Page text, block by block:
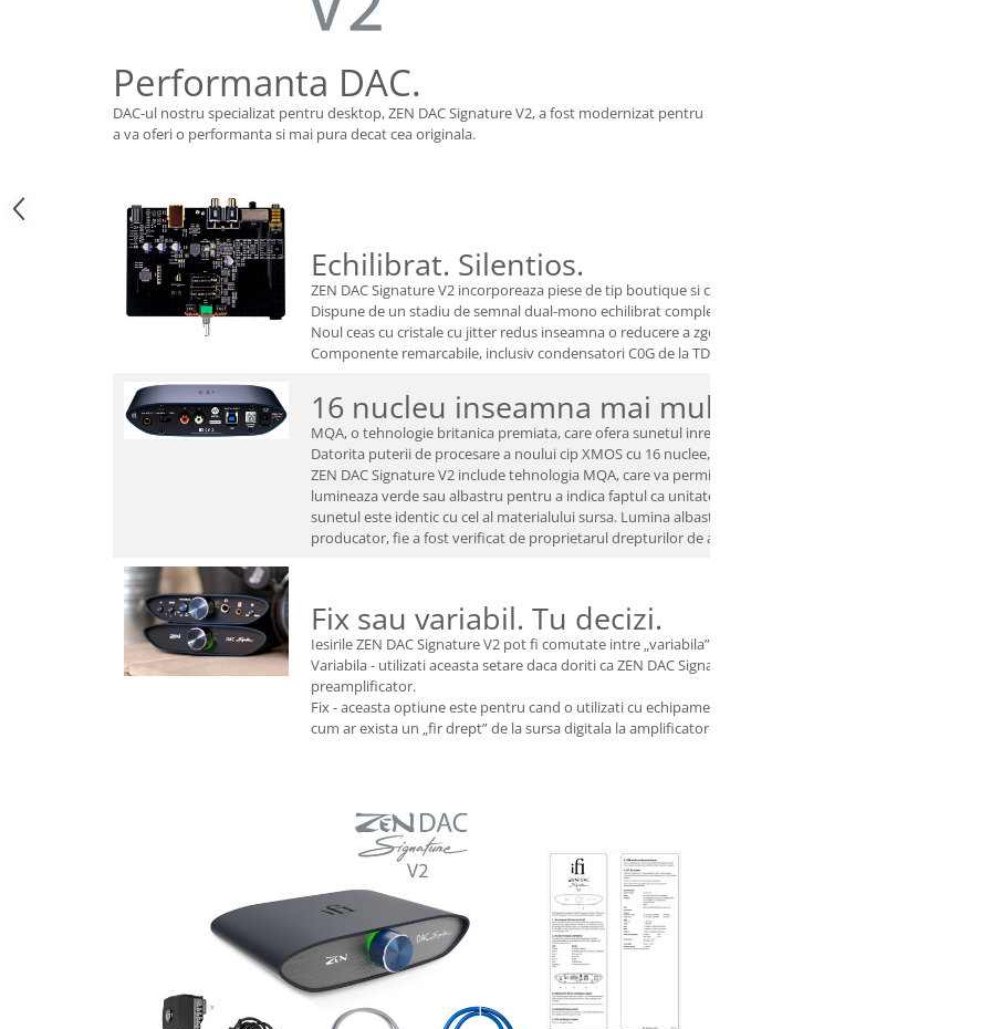
Performanta DAC.
DAC-ul nostru specializat pentru desktop, ZEN DAC Signature V2, a fost modernizat pentru
a va oferi o performanta si mai pura decat cea originala.
Echilibrat. Silentios.
ZEN DAC Signature V2 incorporeaza piese de tip boutique si circuite inspirate din gama iFi Pro de 3.000
Dispune de un stadiu de semnal dual-mono echilibrat complet simetric, diferential, cu cai de semnal
Noul ceas cu cristale cu jitter redus inseamna o reducere a zgomotului> 20dB mai buna. ZEN DAC
Componente remarcabile, inclusiv condensatori C0G de la TDK, Panasonic OS-CON si condensatori
16 nucleu inseamna mai mult ...
MQA, o tehnologie britanica premiata, care ofera sunetul inregistrarii master originale.
Datorita puterii de procesare a noului cip XMOS cu 16 nuclee, ZEN DAC Signature V2 este acum un
ZEN DAC Signature V2 include tehnologia MQA, care va permite sa redati fisiere si fluxuri audio MQA,
lumineaza verde sau albastru pentru a indica faptul ca unitatea decodifica si reda un flux sau fisier
sunetul este identic cu cel al materialului sursa. Lumina albastra indica faptul ca reda un fisier MQA
producator, fie a fost verificat de proprietarul drepturilor de autor.
Fix sau variabil. Tu decizi.
Iesirile ZEN DAC Signature V2 pot fi comutate intre „variabila” si „fixa”.
Variabila - utilizati aceasta setare daca doriti ca ZEN DAC Signature V2 sa controleze volumul
preamplificator.
Fix - aceasta optiune este pentru cand o utilizati cu echipamente din aval cu propriul control al volumului.
cum ar exista un „fir drept” de la sursa digitala la amplificatorul analogic.